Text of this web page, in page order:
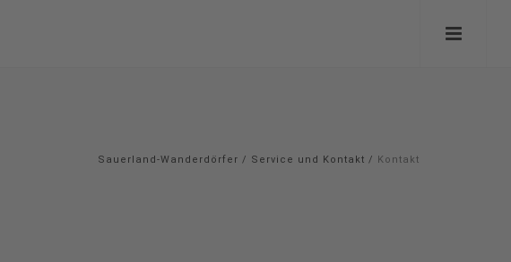
Sauerland-Wanderdörfer / Service und Kontakt / Kontakt